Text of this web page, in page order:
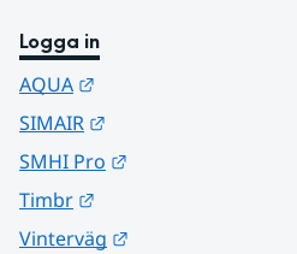
Logga in
AQUA
SIMAIR
SMHI Pro
Timbr
Vinterväg